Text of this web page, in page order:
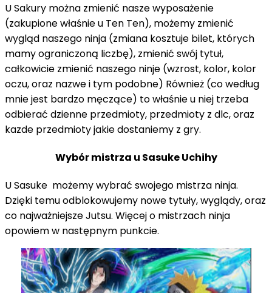
U Sakury można zmienić nasze wyposażenie
(zakupione właśnie u Ten Ten), możemy zmienić
wygląd naszego ninja (zmiana kosztuje bilet, których
mamy ograniczoną liczbę), zmienić swój tytuł,
całkowicie zmienić naszego ninje (wzrost, kolor, kolor
oczu, oraz nazwe i tym podobne) Również (co według
mnie jest bardzo męczące) to właśnie u niej trzeba
odbierać dzienne przedmioty, przedmioty z dlc, oraz
kazde przedmioty jakie dostaniemy z gry.
Wybór mistrza u Sasuke Uchihy
U Sasuke możemy wybrać swojego mistrza ninja.
Dzięki temu odblokowujemy nowe tytuły, wyglądy, oraz
co najważniejsze Jutsu. Więcej o mistrzach ninja
opowiem w następnym punkcie.